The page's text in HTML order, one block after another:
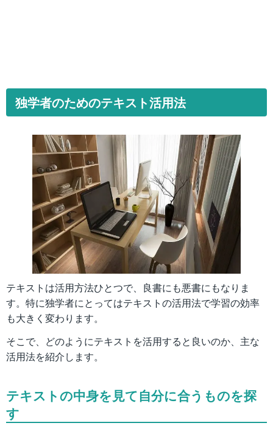
独学者のためのテキスト活用法
テキストは活用方法ひとつで、良書にも悪書にもなりま
す。特に独学者にとってはテキストの活用法で学習の効率
も大きく変わります。
そこで、どのようにテキストを活用すると良いのか、主な
活用法を紹介します。
テキストの中身を見て自分に合うものを探
す